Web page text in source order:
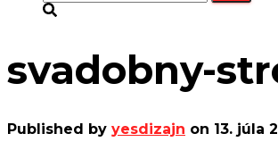
svadobny-
Published by yesdizajn on 13. júla